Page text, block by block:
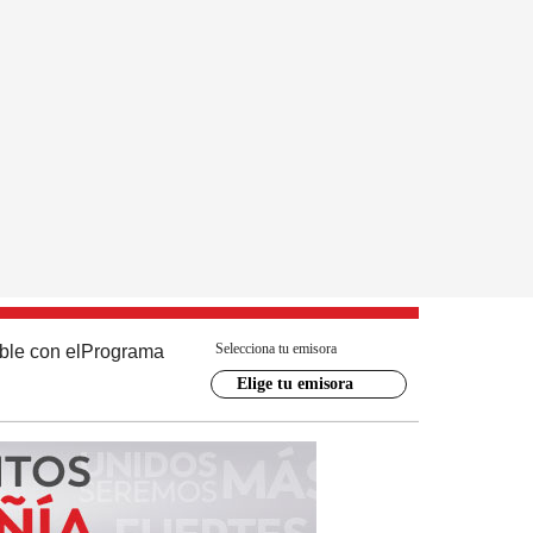
con el Programa Selecciona tu emisora
Elige tu emisora